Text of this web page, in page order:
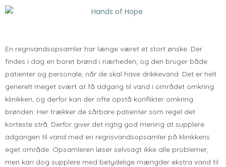
En regnvandsopsamler har længe været et stort ønske. Der
findes i dag en boret brønd i nærheden, og den bruger både
patienter og personale, når de skal have drikkevand. Det er helt
generelt meget svært at få adgang til vand i området omkring
klinikken, og derfor kan der ofte opstå konflikter omkring
brønden. Her trækker de sårbare patienter som regel det
korteste strå. Derfor giver det rigtig god mening at supplere
adgangen til vand med en regnsvandsopsamler på klinikkens
eget område. Opsamleren løser selvsagt ikke alle problemer,
men kan dog supplere med betydelige mængder ekstra vand til